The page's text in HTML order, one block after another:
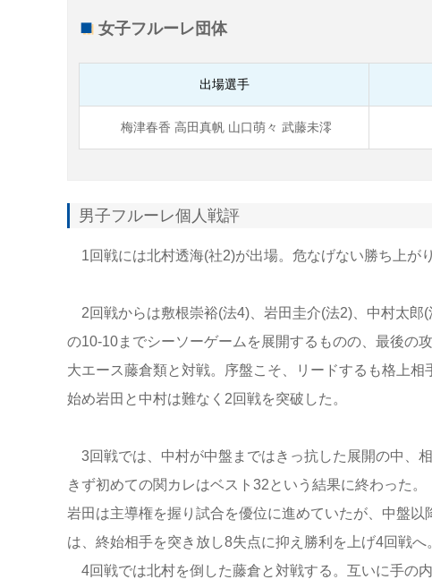
女子フルーレ団体
出場選手
梅津春香 高田真帆 山口萌々 武藤未澪
男子フルーレ個人戦評
1回戦には北村透海(社2)が出場。危なげない勝ち上が
2回戦からは敷根崇裕(法4)、岩田圭介(法2)、中村太郎
の10-10までシーソーゲームを展開するものの、最後の
大エース藤倉類と対戦。序盤こそ、リードするも格上
始め岩田と中村は難なく2回戦を突破した。
3回戦では、中村が中盤まではきっ抗した展開の中、
きず初めての関カレはベスト32という結果に終わった。
岩田は主導権を握り試合を優位に進めていたが、中盤
は、終始相手を突き放し8失点に抑え勝利を上げ4回戦へ
4回戦では北村を倒した藤倉と対戦する。互いに手の